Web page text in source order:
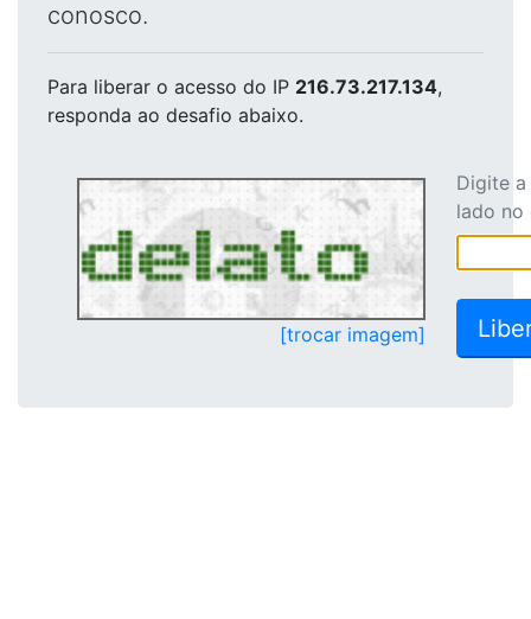
conosco.
Para liberar o acesso do IP 216.73.217.134,
responda ao desafio abaixo.
[trocar imagem]
Digite
lado no